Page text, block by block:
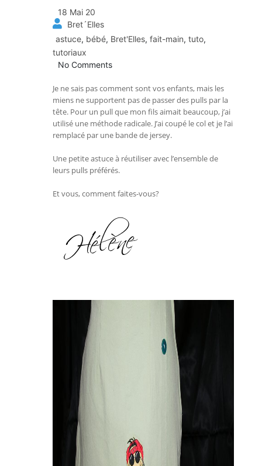
18 Mai 20
Bret´Elles
astuce, bébé, Bret'Elles, fait-main, tuto,
tutoriaux
No Comments
Je ne sais pas comment sont vos enfants, mais les
miens ne supportent pas de passer des pulls par la
tête. Pour un pull que mon fils aimait beaucoup, j’ai
utilisé une méthode radicale. J’ai coupé le col et je l’ai
remplacé par une bande de jersey.
Une petite astuce à réutiliser avec l’ensemble de
leurs pulls préférés.
Et vous, comment faites-vous?